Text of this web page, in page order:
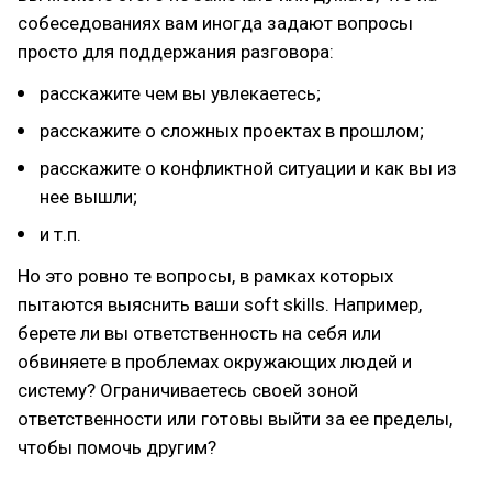
собеседованиях вам иногда задают вопросы
просто для поддержания разговора:
расскажите чем вы увлекаетесь;
расскажите о сложных проектах в прошлом;
расскажите о конфликтной ситуации и как вы из
нее вышли;
и т.п.
Но это ровно те вопросы, в рамках которых
пытаются выяснить ваши soft skills. Например,
берете ли вы ответственность на себя или
обвиняете в проблемах окружающих людей и
систему? Ограничиваетесь своей зоной
ответственности или готовы выйти за ее пределы,
чтобы помочь другим?